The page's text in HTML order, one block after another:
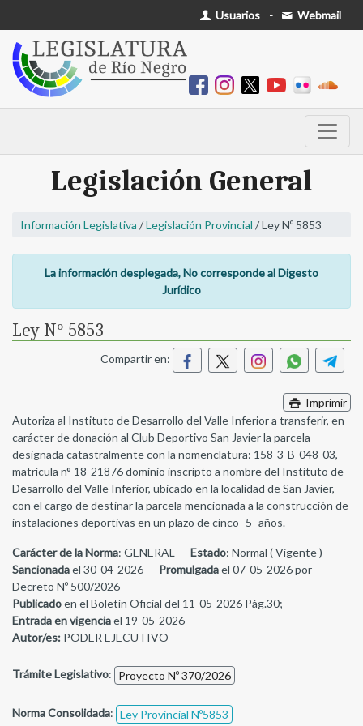
Usuarios - Webmail
Legislación General
Información Legislativa /Legislación Provincial / Ley Nº 5853
La información desplegada, No corresponde al Digesto
Jurídico
Ley Nº 5853
Compartir en:
Imprimir
Autoriza al Instituto de Desarrollo del Valle Inferior a transferir, en
carácter de donación al Club Deportivo San Javier la parcela
designada catastralmente con la nomenclatura: 158-3-B-048-03,
matrícula n° 18-21876 dominio inscripto a nombre del Instituto de
Desarrollo del Valle Inferior, ubicado en la localidad de San Javier,
con el cargo de destinar la parcela mencionada a la construcción de
instalaciones deportivas en un plazo de cinco -5- años.
Carácter de la Norma: GENERAL Estado: Normal ( Vigente )
Sancionadael 30-04-2026 Promulgadael 07-05-2026 por
Decreto Nº 500/2026
Publicadoen el Boletín Oficial del 11-05-2026 Pág.30;
Entrada en vigenciael 19-05-2026
Autor/es: PODER EJECUTIVO
Trámite Legislativo: Proyecto Nº 370/2026
Norma Consolidada: Ley Provincial Nº5853